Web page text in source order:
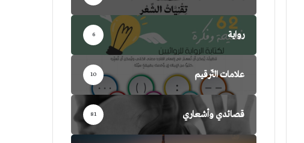
رواية 6
علامات التّرقيم 10
قصائدي وأشعاري 81